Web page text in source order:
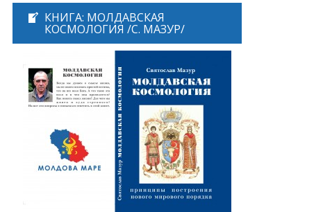
КНИГА: МОЛДАВСКАЯ
КОСМОЛОГИЯ /С. МАЗУР/